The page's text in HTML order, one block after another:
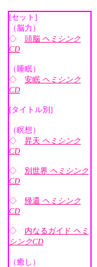
[セット]
（脳力）
◇ 頭脳 ヘミシンク
CD
（睡眠）
◇ 安眠 ヘミシンク
CD
[タイトル別]
（瞑想）
◇ 昇天 ヘミシンク
CD
◇ 別世界 ヘミシンク
CD
◇ 帰還 ヘミシンク
CD
◇ 内なるガイド ヘミ
シンクCD
（癒し）